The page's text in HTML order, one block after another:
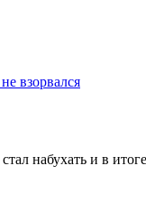
взорвался
набухать и в